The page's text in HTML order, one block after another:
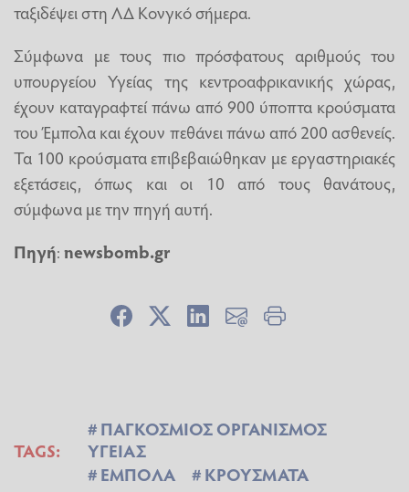
ταξιδέψει στη ΛΔ Κονγκό σήμερα.
Σύμφωνα με τους πιο πρόσφατους αριθμούς του
υπουργείου Υγείας της κεντροαφρικανικής χώρας,
έχουν καταγραφτεί πάνω από 900 ύποπτα κρούσματα
του Έμπολα και έχουν πεθάνει πάνω από 200 ασθενείς.
Τα 100 κρούσματα επιβεβαιώθηκαν με εργαστηριακές
εξετάσεις, όπως και οι 10 από τους θανάτους,
σύμφωνα με την πηγή αυτή.
Πηγή:newsbomb.gr
TAGS:
ΠΑΓΚΟΣΜΙΟΣ ΟΡΓΑΝΙΣΜΟΣ
ΥΓΕΙΑΣ
ΕΜΠΟΛΑ
ΚΡΟΥΣΜΑΤΑ